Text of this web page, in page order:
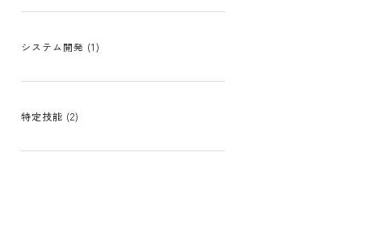
システム開発 (1)
特定技能 (2)